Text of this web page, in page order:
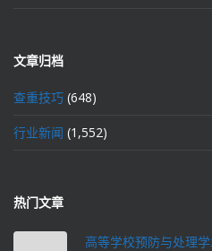
文章归档
查重技巧 (648)
行业新闻 (1,552)
热门文章
高等学校预防与处理